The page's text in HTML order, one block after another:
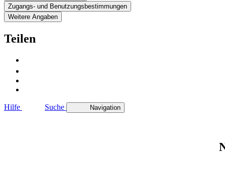
Zugangs- und Benutzungsbestimmungen
Weitere Angaben
Teilen
Hilfe Suche Navigation